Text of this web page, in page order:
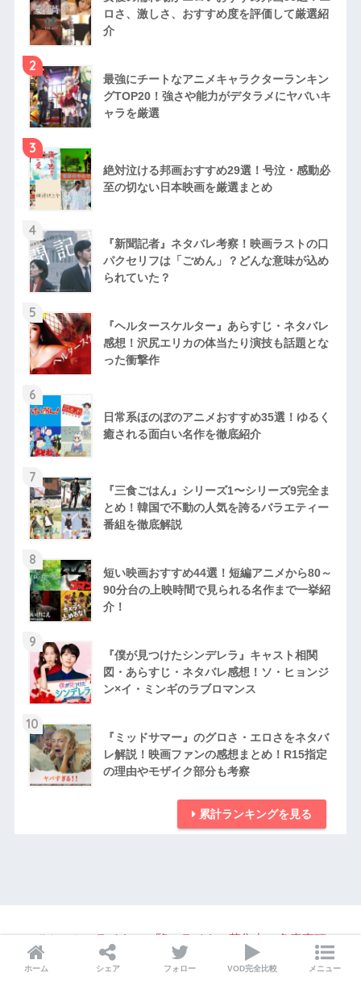
ロさ、激しさ、おすすめ度を評価して厳選紹
介
2
最強にチートなアニメキャラクターランキン
グTOP20！強さや能力がデタラメにヤバいキ
ャラを厳選
3
絶対泣ける邦画おすすめ29選！号泣・感動必
至の切ない日本映画を厳選まとめ
4
『新聞記者』ネタバレ考察！映画ラストの口
パクセリフは「ごめん」？どんな意味が込め
られていた？
5
『ヘルタースケルター』あらすじ・ネタバレ
感想！沢尻エリカの体当たり演技も話題とな
った衝撃作
6
日常系ほのぼのアニメおすすめ35選！ゆるく
癒される面白い名作を徹底紹介
7
『三食ごはん』シリーズ1〜シリーズ9完全ま
とめ！韓国で不動の人気を誇るバラエティー
番組を徹底解説
8
短い映画おすすめ44選！短編アニメから80～
90分台の上映時間で見られる名作まで一挙紹
介！
9
『僕が見つけたシンデレラ』キャスト相関
図・あらすじ・ネタバレ感想！ソ・ヒョンジ
ン×イ・ミンギのラブロマンス
10
『ミッドサマー』のグロさ・エロさをネタバ
レ解説！映画ファンの感想まとめ！R15指定
の理由やモザイク部分も考察
累計ランキングを見る
ホーム ライター一覧 ライター募集中
免責事項
利用規約
パブリシティ・宣伝・取材の問い合わせ
ホーム シェア フォロー VOD完全比較 メニュー